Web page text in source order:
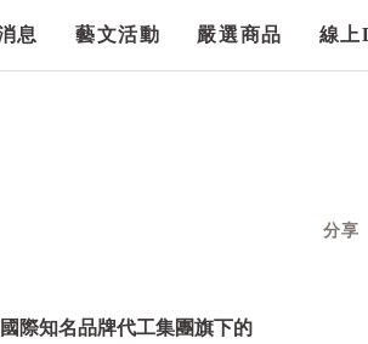
息 藝文活動 嚴選商品 線上
際知名品牌代工集團旗下的
分享